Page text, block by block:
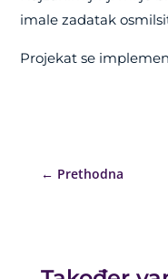
imale zadatak
Projekat se
← Prethodna